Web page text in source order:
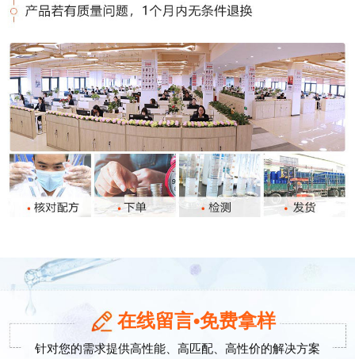
在线留言•免费拿样
针对您的需求提供高性能、高匹配、高性价的解决方案